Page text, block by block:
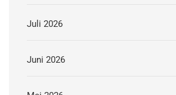
Juli 2026
Juni 2026